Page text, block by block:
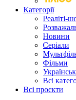
Категорії
Реаліті-
Новини
Серіали
Фільми
Всі
Всі проєкти